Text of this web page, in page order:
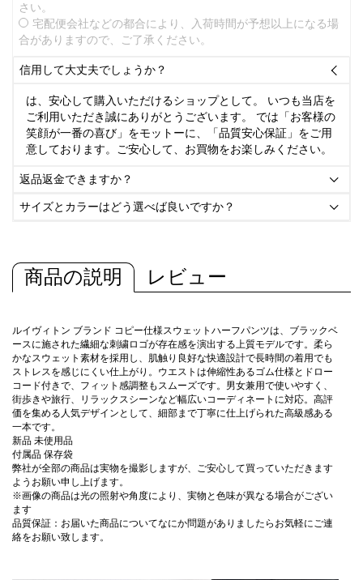
さい。
宅配便会社などの都合により、入荷時間が予想以上になる場
合がありますので、ご了承ください。
信用して大丈夫でしょうか？ 
は、安心して購入いただけるショップとして。 いつも当店を
ご利用いただき誠にありがとうございます。 では「お客様の
笑顔が一番の喜び」をモットーに、「品質安心保証」をご用
意しております。ご安心して、お買物をお楽しみください。
返品返金できますか？ 
サイズとカラーはどう選べば良いですか？ 
商品の説明 レビュー
ルイヴィトン ブランド コピー仕様スウェットハーフパンツは、ブラックベ
ースに施された繊細な刺繍ロゴが存在感を演出する上質モデルです。柔ら
かなスウェット素材を採用し、肌触り良好な快適設計で長時間の着用でも
ストレスを感じにくい仕上がり。ウエストは伸縮性あるゴム仕様とドロー
コード付きで、フィット感調整もスムーズです。男女兼用で使いやすく、
街歩きや旅行、リラックスシーンなど幅広いコーディネートに対応。高評
価を集める人気デザインとして、細部まで丁寧に仕上げられた高級感ある
一本です。
新品 未使用品
付属品 保存袋
弊社が全部の商品は実物を撮影しますが、ご安心して買っていただきます
ようお願い申し上げます。
※画像の商品は光の照射や角度により、実物と色味が異なる場合がござい
ます
品質保証：お届いた商品についてなにか問題がありましたらお気軽にご連
絡をお願い致します。